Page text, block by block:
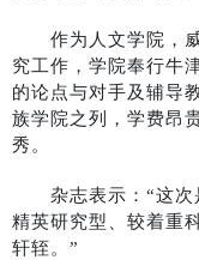
作为人文学院，
究工作，学院奉行牛
的论点与对手及辅导
族学院之列，学费昂
秀。
杂志表示： “这次
精英研究型、较着重
轩轾。”